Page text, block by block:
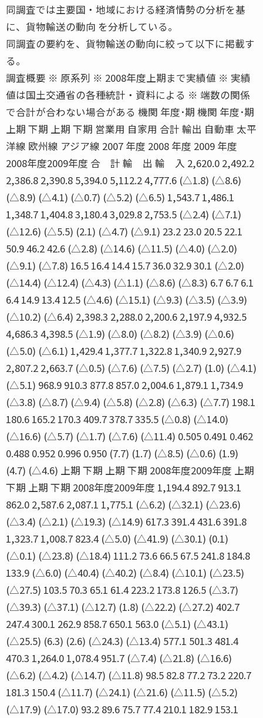
同調査では主要国・地域における経済情勢の分析を基
に、貨物輸送の動向 を分析している。
同調査の要約を、貨物輸送の動向に絞って以下に掲載す
る。
調査概要 ※ 原系列 ※ 2008年度上期まで実績値 ※ 実績
値は国土交通省の各種統計・資料による ※ 端数の関係
で合計が合わない場合がある 機関 年度･期 機関 年度･期
上期 下期 上期 下期 営業用 自家用 合計 輸出 自動車 太平
洋線 欧州線 アジア線 2007 年度 2008 年度 2009 年度
2008年度2009年度 合 計 輸 出 輸 入 2,620.0 2,492.2
2,386.8 2,390.8 5,394.0 5,112.2 4,777.6 (△1.8) (△8.6)
(△8.9) (△4.1) (△0.7) (△5.2) (△6.5) 1,543.7 1,486.1
1,348.7 1,404.8 3,180.4 3,029.8 2,753.5 (△2.4) (△7.1)
(△12.6) (△5.5) (2.1) (△4.7) (△9.1) 23.2 23.0 20.5 22.1
50.9 46.2 42.6 (△2.8) (△14.6) (△11.5) (△4.0) (△2.0)
(△9.1) (△7.8) 16.5 16.4 14.4 15.7 36.0 32.9 30.1 (△2.0)
(△14.4) (△12.4) (△4.3) (△1.1) (△8.6) (△8.3) 6.7 6.7 6.1
6.4 14.9 13.4 12.5 (△4.6) (△15.1) (△9.3) (△3.5) (△3.9)
(△10.2) (△6.4) 2,398.3 2,288.0 2,200.6 2,197.9 4,932.5
4,686.3 4,398.5 (△1.9) (△8.0) (△8.2) (△3.9) (△0.6)
(△5.0) (△6.1) 1,429.4 1,377.7 1,322.8 1,340.9 2,927.9
2,807.2 2,663.7 (△0.5) (△7.6) (△7.5) (△2.7) (1.0) (△4.1)
(△5.1) 968.9 910.3 877.8 857.0 2,004.6 1,879.1 1,734.9
(△3.8) (△8.7) (△9.4) (△5.8) (△2.8) (△6.3) (△7.7) 198.1
180.6 165.2 170.3 409.7 378.7 335.5 (△0.8) (△14.0)
(△16.6) (△5.7) (△1.7) (△7.6) (△11.4) 0.505 0.491 0.462
0.488 0.952 0.996 0.950 (7.7) (1.7) (△8.5) (△0.6) (1.9)
(4.7) (△4.6) 上期 下期 上期 下期 2008年度2009年度 上期
下期 上期 下期 2008年度2009年度 1,194.4 892.7 913.1
862.0 2,587.6 2,087.1 1,775.1 (△6.2) (△32.1) (△23.6)
(△3.4) (△2.1) (△19.3) (△14.9) 617.3 391.4 431.6 391.8
1,323.7 1,008.7 823.4 (△5.0) (△41.9) (△30.1) (0.1)
(△0.1) (△23.8) (△18.4) 111.2 73.6 66.5 67.5 241.8 184.8
133.9 (△6.0) (△40.4) (△40.2) (△8.4) (△10.1) (△23.5)
(△27.5) 103.5 70.3 65.1 61.4 223.2 173.8 126.5 (△3.7)
(△39.3) (△37.1) (△12.7) (1.8) (△22.2) (△27.2) 402.7
247.4 300.1 262.9 858.7 650.1 563.0 (△5.1) (△43.1)
(△25.5) (6.3) (2.6) (△24.3) (△13.4) 577.1 501.3 481.4
470.3 1,264.0 1,078.4 951.7 (△7.4) (△21.8) (△16.6)
(△6.2) (△4.2) (△14.7) (△11.8) 98.5 82.8 77.2 73.2 220.7
181.3 150.4 (△11.7) (△24.1) (△21.6) (△11.5) (△5.2)
(△17.9) (△17.0) 93.2 89.6 75.7 77.4 210.1 182.9 153.1